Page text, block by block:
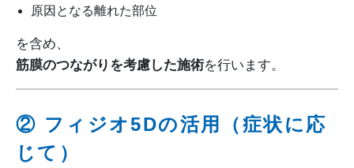
原因となる離れた部位
を含め、
筋膜のつながりを考慮した施術を行います。
② フィジオ5Dの活用（症状に応
じて）